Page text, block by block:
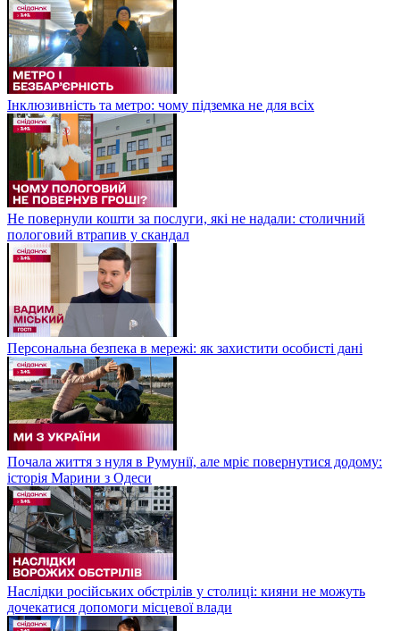
Інклюзивність та метро: чому підземка не для всіх
Не повернули кошти за послуги, які не надали: столичний
пологовий втрапив у скандал
Персональна безпека в мережі: як захистити особисті дані
Почала життя з нуля в Румунії, але мріє повернутися додому:
історія Марини з Одеси
Наслідки російських обстрілів у столиці: кияни не можуть
дочекатися допомоги місцевої влади